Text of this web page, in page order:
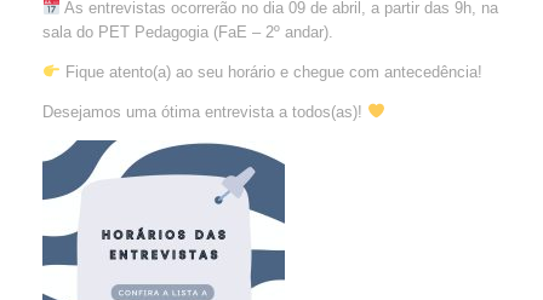
As entrevistas ocorrerão no dia 09 de abril, a partir das 9h, na
sala do PET Pedagogia (FaE – 2º andar).
Fique atento(a) ao seu horário e chegue com antecedência!
Desejamos uma ótima entrevista a todos(as)!